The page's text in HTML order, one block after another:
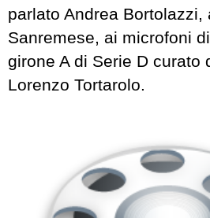
parlato Andrea
Sanremese, ai microfoni di
girone A di Serie D curato
Lorenzo Tortarolo.